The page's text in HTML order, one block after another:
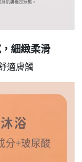
細緻柔滑
適膚觸